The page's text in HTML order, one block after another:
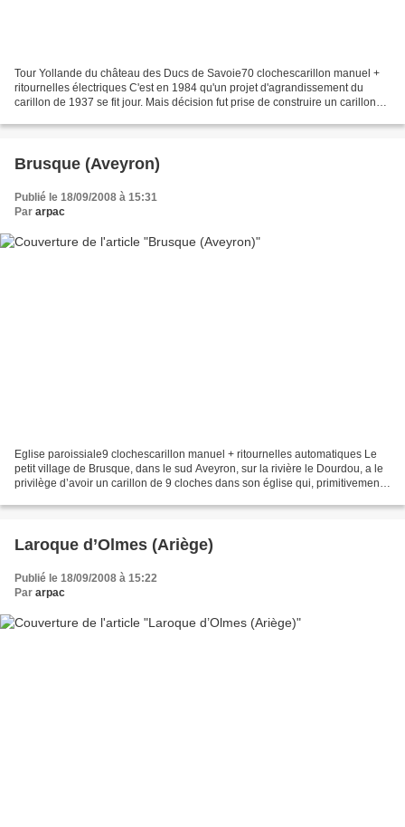
Tour Yollande du château des Ducs de Savoie70 clochescarillon manuel +
ritournelles électriques C'est en 1984 qu'un projet d'agrandissement du
carillon de 1937 se fit jour. Mais décision fut prise de construire un carillon
Brusque (Aveyron)
Publié le 18/09/2008 à 15:31
Par arpac
Eglise paroissiale9 clochescarillon manuel + ritournelles automatiques Le
petit village de Brusque, dans le sud Aveyron, sur la rivière le Dourdou, a le
privilège d’avoir un carillon de 9 cloches dans son église qui, primitivement
Laroque d’Olmes (Ariège)
Publié le 18/09/2008 à 15:22
Par arpac